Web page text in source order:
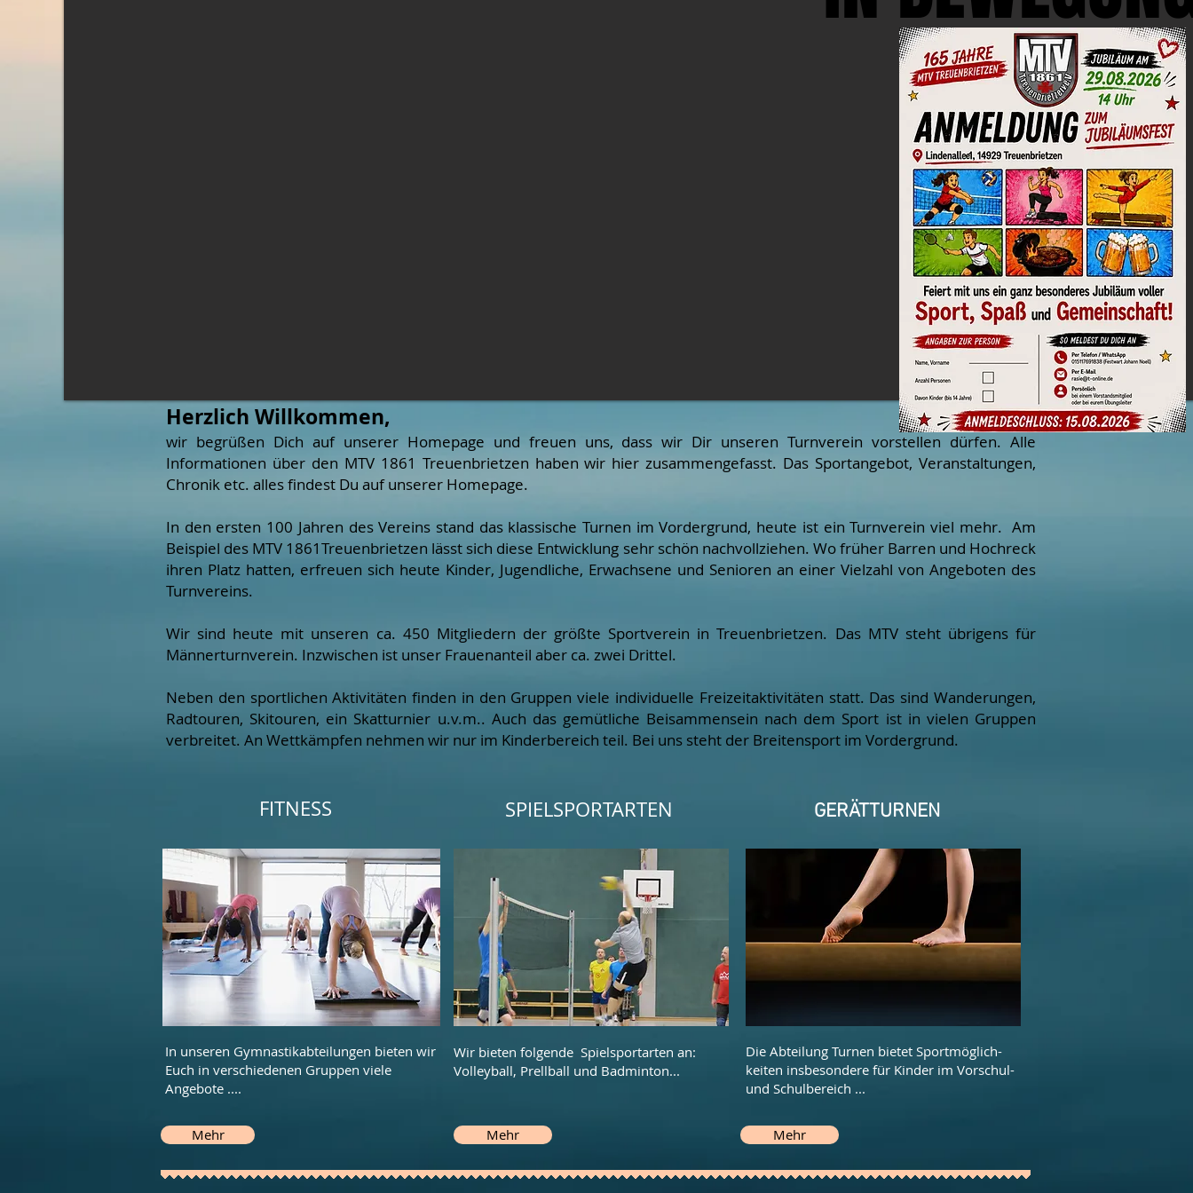
Herzlich Willkommen,
wir begrüßen Dich auf unserer Homepage und freuen uns, dass wir Dir unseren Turnverein vorstellen dürfen. Alle
Informationen über den MTV 1861 Treuenbrietzen haben wir hier zusammengefasst. Das Sportangebot, Veranstaltungen,
Chronik etc. alles findest Du auf unserer Homepage.
In den ersten 100 Jahren des Vereins stand das klassische Turnen im Vordergrund, heute ist ein Turnverein viel mehr. Am
Beispiel des MTV 1861Treuenbrietzen lässt sich diese Entwicklung sehr schön nachvollziehen. Wo früher Barren und Hochreck
ihren Platz hatten, erfreuen sich heute Kinder, Jugendliche, Erwachsene und Senioren an einer Vielzahl von Angeboten des
Turnvereins.
Wir sind heute mit unseren ca. 450 Mitgliedern der größte Sportverein in Treuenbrietzen. Das MTV steht übrigens für
Männerturnverein. Inzwischen ist unser Frauenanteil aber ca. zwei Drittel.
Neben den sportlichen Aktivitäten finden in den Gruppen viele individuelle Freizeitaktivitäten statt. Das sind Wanderungen,
Radtouren, Skitouren, ein Skatturnier u.v.m.. Auch das gemütliche Beisammensein nach dem Sport ist in vielen Gruppen
verbreitet. An Wettkämpfen nehmen wir nur im Kinderbereich teil. Bei uns steht der Breitensport im Vordergrund.
FITNESS
In unseren Gymnastikabteilungen bieten wir
Euch in verschiedenen Gruppen viele
Angebote ....
Mehr
SPIELSPORTARTEN
Wir bieten folgende Spielsportarten an:
Volleyball, Prellball und Badminton...
Mehr
GERÄTTURNEN
Die Abteilung Turnen bietet Sportmöglich-
keiten insbesondere für Kinder im Vorschul-
und Schulbereich ...
Mehr